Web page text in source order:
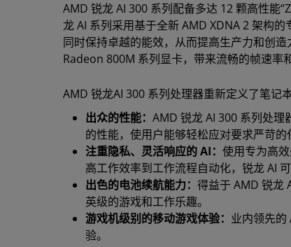
AMD 锐龙 AI 300 系列配备多达 12 颗高性能
龙 AI 系列采用基于全新 AMD XDNA 2 架构
同时保持卓越的能效，从而提高生产力和创
Radeon 800M 系列显卡，带来流畅的帧速率
AMD 锐龙AI 300 系列处理器重新定义了笔记
出众的性能： AMD 锐龙 AI 300 系列处
的性能，使用户能够轻松应对要求严苛的
注重隐私、灵活响应的 AI： 使用专为高
高工作效率到工作流程自动化，锐龙 AI
出色的电池续航能力： 得益于 AMD 锐龙
英级的游戏和工作乐趣。
游戏机级别的移动游戏体验： 业内领先
验。